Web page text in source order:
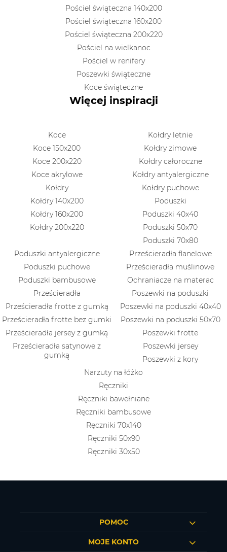
Pościel świąteczna 140x200
Pościel świąteczna 160x200
Pościel świąteczna 200x220
Pościel na wielkanoc
Pościel w renifery
Poszewki świąteczne
Koce świąteczne
Więcej inspiracji
Koce
Koce 150x200
Koce 200x220
Koce akrylowe
Kołdry
Kołdry 140x200
Kołdry 160x200
Kołdry 200x220
Kołdry letnie
Kołdry zimowe
Kołdry całoroczne
Kołdry antyalergiczne
Kołdry puchowe
Poduszki
Poduszki 40x40
Poduszki 50x70
Poduszki 70x80
Poduszki antyalergiczne
Poduszki puchowe
Poduszki bambusowe
Prześcieradła
Prześcieradła frotte z gumką
Prześcieradła frotte bez gumki
Prześcieradła jersey z gumką
Prześcieradła satynowe z
gumką
Prześcieradła flanelowe
Prześcieradła muślinowe
Ochraniacze na materac
Poszewki na poduszki
Poszewki na poduszki 40x40
Poszewki na poduszki 50x70
Poszewki frotte
Poszewki jersey
Poszewki z kory
Narzuty na łóżko
Ręczniki
Ręczniki bawełniane
Ręczniki bambusowe
Ręczniki 70x140
Ręczniki 50x90
Ręczniki 30x50
POMOC
MOJE KONTO